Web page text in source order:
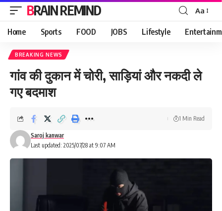
BRAIN REMIND
Font
Resizer
Aa
Home Sports FOOD JOBS Lifestyle
BREAKING NEWS
गांव की दुकान में चोरी, साड़ियां और नकदी ले
गए बदमाश
Last updated: 2025/07/28 at 9:07 AM
Saroj kanwar
1 Min Read